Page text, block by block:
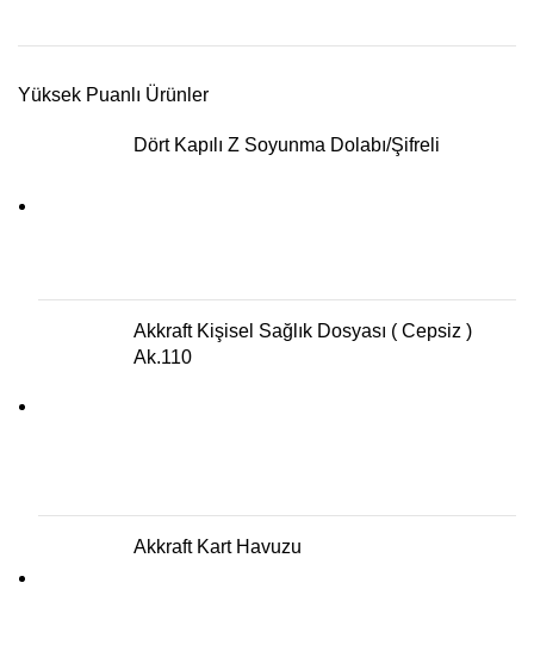
Yüksek Puanlı Ürünler
Dört Kapılı Z Soyunma Dolabı/Şifreli
Akkraft Kişisel Sağlık Dosyası ( Cepsiz )
Ak.110
Akkraft Kart Havuzu